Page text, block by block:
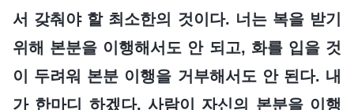
서 갖춰야 할 최소한의 것이다. 너는 복을 받기
위해 본분을 이행해서도 안 되고, 화를 입을 것
이 두려워 본분 이행을 거부해서도 안 된다. 내
가 한마디 하겠다. 사람이 자신의 본분을 이행